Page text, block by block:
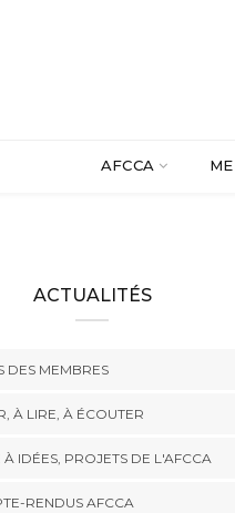
AFCCA
ACTUALITÉS
DES MEMBRES
À LIRE, À ÉCOUTER
À IDÉES, PROJETS DE L'AFCCA
RENDUS AFCCA